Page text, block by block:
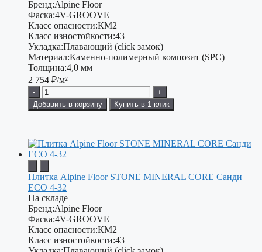
Бренд:Alpine Floor
Фаска:4V-GROOVE
Класс опасности:КМ2
Класс изностойкости:43
Укладка:Плавающий (click замок)
Материал:Каменно-полимерный композит (SPC)
Толщина:4,0 мм
2 754 ₽/м²
-
+
Добавить в корзину
Купить в 1 клик
Плитка Alpine Floor STONE MINERAL CORE Санди
ЕСО 4-32
На складе
Бренд:Alpine Floor
Фаска:4V-GROOVE
Класс опасности:КМ2
Класс изностойкости:43